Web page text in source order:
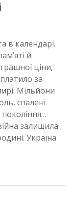
в календарі.
й
ціни,
за
Мільйони
спалені
покоління…
залишила
Україна